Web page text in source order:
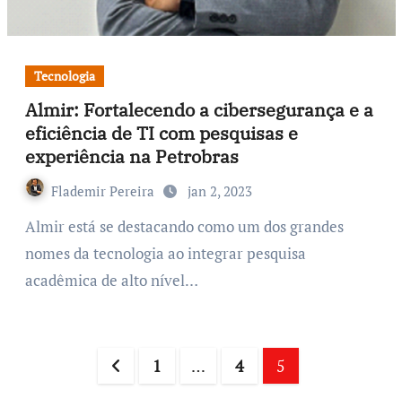
Tecnologia
Almir: Fortalecendo a cibersegurança e a
eficiência de TI com pesquisas e
experiência na Petrobras
Flademir Pereira jan 2, 2023
Almir está se destacando como um dos grandes
nomes da tecnologia ao integrar pesquisa
acadêmica de alto nível…
1 … 4 5